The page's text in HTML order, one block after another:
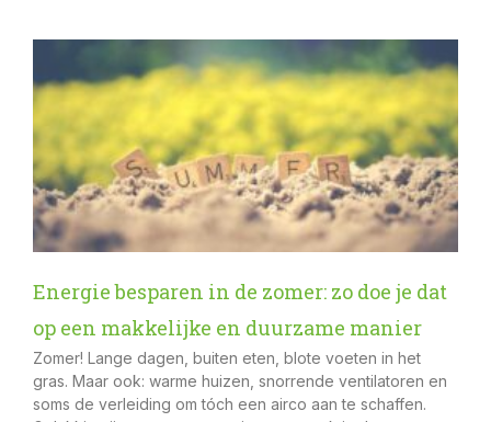
Energie besparen in de zomer: zo doe je dat
op een makkelijke en duurzame manier
Zomer! Lange dagen, buiten eten, blote voeten in het
gras. Maar ook: warme huizen, snorrende ventilatoren en
soms de verleiding om tóch een airco aan te schaffen.